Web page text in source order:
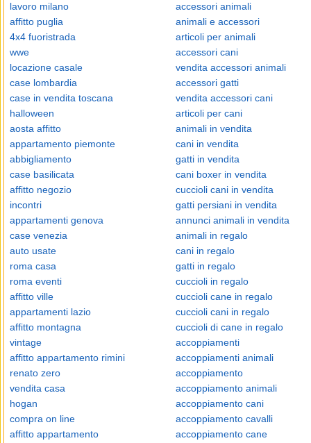
lavoro milano
affitto puglia
4x4 fuoristrada
wwe
locazione casale
case lombardia
case in vendita toscana
halloween
aosta affitto
appartamento piemonte
abbigliamento
case basilicata
affitto negozio
incontri
appartamenti genova
case venezia
auto usate
roma casa
roma eventi
affitto ville
appartamenti lazio
affitto montagna
vintage
affitto appartamento rimini
renato zero
vendita casa
hogan
compra on line
affitto appartamento
accessori animali
animali e accessori
articoli per animali
accessori cani
vendita accessori animali
accessori gatti
vendita accessori cani
articoli per cani
animali in vendita
cani in vendita
gatti in vendita
cani boxer in vendita
cuccioli cani in vendita
gatti persiani in vendita
annunci animali in vendita
animali in regalo
cani in regalo
gatti in regalo
cuccioli in regalo
cuccioli cane in regalo
cuccioli cani in regalo
cuccioli di cane in regalo
accoppiamenti
accoppiamenti animali
accoppiamento
accoppiamento animali
accoppiamento cani
accoppiamento cavalli
accoppiamento cane